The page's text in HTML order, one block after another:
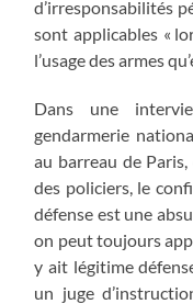
d’irresponsabilités
sont applicables «
l’usage des armes
Dans une
gendarmerie
au barreau de Paris,
des policiers, le
défense est une
on peut toujours
y ait légitime
un juge